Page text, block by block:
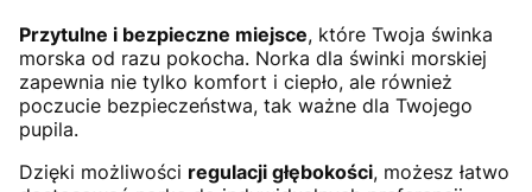
Przytulne i bezpieczne miejsce, które Twoja świnka
morska od razu pokocha. Norka dla świnki morskiej
zapewnia nie tylko komfort i ciepło, ale również
poczucie bezpieczeństwa, tak ważne dla Twojego
pupila.
Dzięki możliwości regulacji głębokości, możesz łatwo